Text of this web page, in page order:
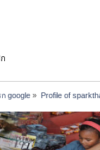
google » Profile of